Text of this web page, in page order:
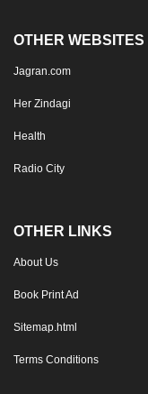
OTHER WEBSITES
Jagran.com
Her Zindagi
Health
Radio City
OTHER LINKS
About Us
Book Print Ad
Sitemap.html
Terms Conditions